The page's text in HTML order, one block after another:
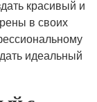
красивый и
в своих
идеальный